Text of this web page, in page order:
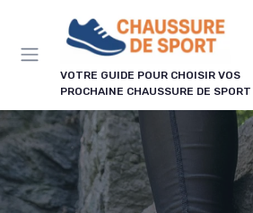
VOTRE GUIDE POUR CHOISIR VOS
PROCHAINE CHAUSSURE DE SPORT